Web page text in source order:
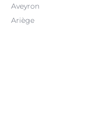
Aveyron
Ariège